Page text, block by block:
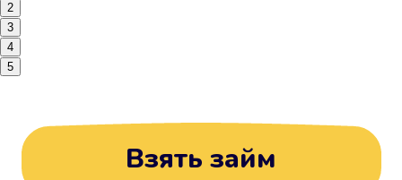
2
3
4
5
Взять займ